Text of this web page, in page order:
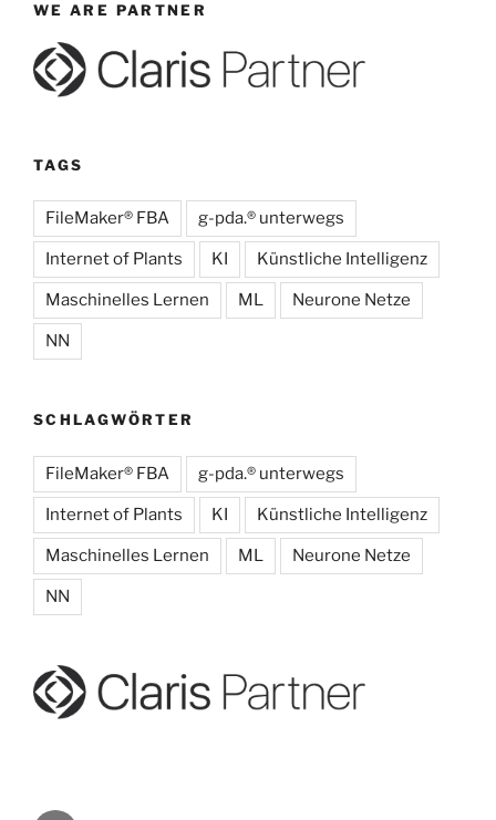
WE ARE PARTNER
TAGS
FileMaker® FBA g-pda.® unterwegs
Internet of Plants KI Künstliche Intelligenz
Maschinelles Lernen ML Neurone Netze
NN
SCHLAGWÖRTER
FileMaker® FBA g-pda.® unterwegs
Internet of Plants KI Künstliche Intelligenz
Maschinelles Lernen ML Neurone Netze
NN